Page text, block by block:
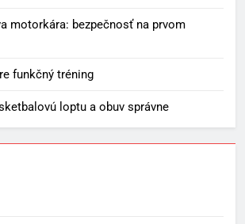
motorkára: bezpečnosť na prvom
funkčný tréning
loptu a obuv správne